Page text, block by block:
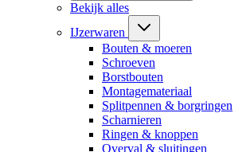
Bekijk alles
IJzerwaren
Bouten & moeren
Schroeven
Borstbouten
Montagemateriaal
Splitpennen & borgringen
Scharnieren
Ringen & knoppen
Overval & sluitingen